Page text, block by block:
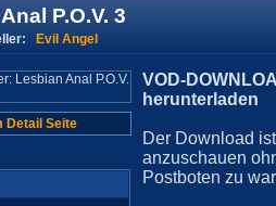
P.O.V. 3
Evil Angel
Detail Seite
VOD-
herunterladen
Der Download
anzuschauen
Postboten zu